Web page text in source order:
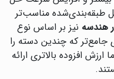
طبقه‌بندی‌شده مناسب‌تر
هندسه نیز بر اساس نوع
که چندین دسته را
افزوده بالاتری ارائه